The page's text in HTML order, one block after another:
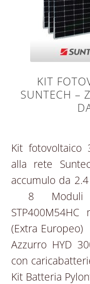
KIT
SUNTECH –
Kit fotovoltaico
alla rete
accumulo da
8 Moduli
(Extra
Azzurro HYD
con
Kit Batteria